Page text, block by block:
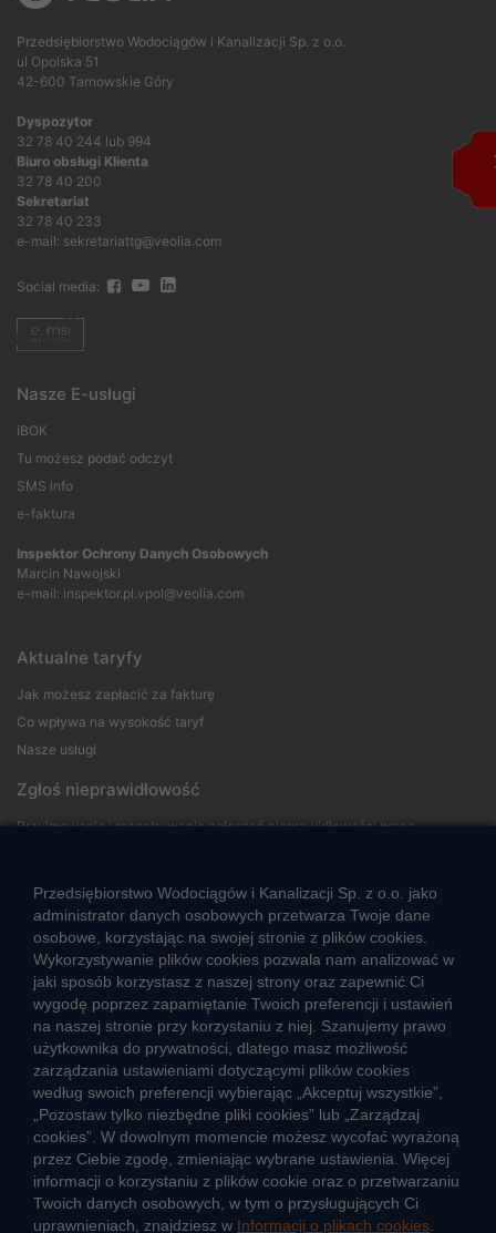
Przedsiębiorstwo Wodociągów i Kanalizacji Sp. z o.o.
ul Opolska 51
42-600 Tarnowskie Góry
Dyspozytor
32 78 40 244 lub 994
Biuro obsługi Klienta
32 78 40 200
Sekretariat
32 78 40 233
e-mail: sekretariattg@veolia.com
Social media:
Nasze E-usługi
iBOK
Tu możesz podać odczyt
SMS info
e-faktura
Inspektor Ochrony Danych Osobowych
Marcin Nawojski
e-mail: inspektor.pl.vpol@veolia.com
Aktualne taryfy
Jak możesz zapłacić za fakturę
Co wpływa na wysokość taryf
Nasze usługi
Zgłoś nieprawidłowość
Przyjmowanie i rozpatrywanie zgłoszeń nieprawidłowości przez
Strefa klienta
Aktualności
Informacja o jakości wody
Informacje o przerwach w dostawie wody
Pogotowie wodociągowe
Jak oszczędzać wodę
Czego nie wrzucać do kanalizacji
Jak unikać strat wody
Nawyki eko-mieszkańca
Dane kluczowe
Przedsiębiorstwo Wodociągów i Kanalizacji Sp. z o.o. jako
administrator danych osobowych przetwarza Twoje dane
osobowe, korzystając na swojej stronie z plików cookies.
Wykorzystywanie plików cookies pozwala nam analizować w
jaki sposób korzystasz z naszej strony oraz zapewnić Ci
wygodę poprzez zapamiętanie Twoich preferencji i ustawień
na naszej stronie przy korzystaniu z niej. Szanujemy prawo
użytkownika do prywatności, dlatego masz możliwość
zarządzania ustawieniami dotyczącymi plików cookies
według swoich preferencji wybierając „Akceptuj wszystkie”,
„Pozostaw tylko niezbędne pliki cookies” lub „Zarządzaj
cookies”. W dowolnym momencie możesz wycofać wyrażoną
przez Ciebie zgodę, zmieniając wybrane ustawienia. Więcej
informacji o korzystaniu z plików cookie oraz o przetwarzaniu
Twoich danych osobowych, w tym o przysługujących Ci
uprawnieniach, znajdziesz w Informacji o plikach cookies